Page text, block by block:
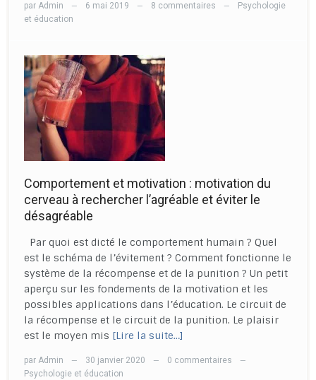
par Admin — 6 mai 2019 — 8 commentaires —
Psychologie
et éducation
Comportement et motivation : motivation du
cerveau à rechercher l’agréable et éviter le
désagréable
Par quoi est dicté le comportement humain ? Quel
est le schéma de l’évitement ? Comment fonctionne le
système de la récompense et de la punition ? Un petit
aperçu sur les fondements de la motivation et les
possibles applications dans l’éducation. Le circuit de
la récompense et le circuit de la punition. Le plaisir
est le moyen mis [Lire la suite…]
par Admin — 30 janvier 2020 — 0 commentaires —
Psychologie et éducation